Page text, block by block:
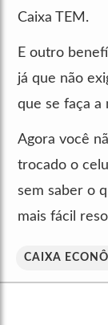
Caixa TEM.
E outro
já que não
que se faça a
Agora você
trocado o
sem saber o
mais fácil
CAIXA